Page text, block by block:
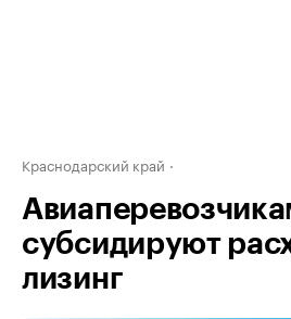
Краснодарский край
субсидируют
лизинг